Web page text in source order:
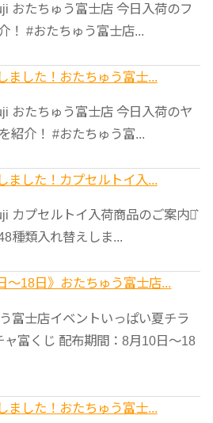
おたちゅう富士店 今日入荷のフ
！ #おたちゅう富士店...
ました！おたちゅう富士...
おたちゅう富士店 今日入荷のヤ
紹介！ #おたちゅう富...
ました！カプセルトイ入...
カプセルトイ入荷商品のご案内⋆͛
種類入れ替えしま...
～18日》おたちゅう富士店...
富士店イベントいっぱい夏チラ
ャ富くじ 配布期間：8月10日～18
ました！おたちゅう富士...